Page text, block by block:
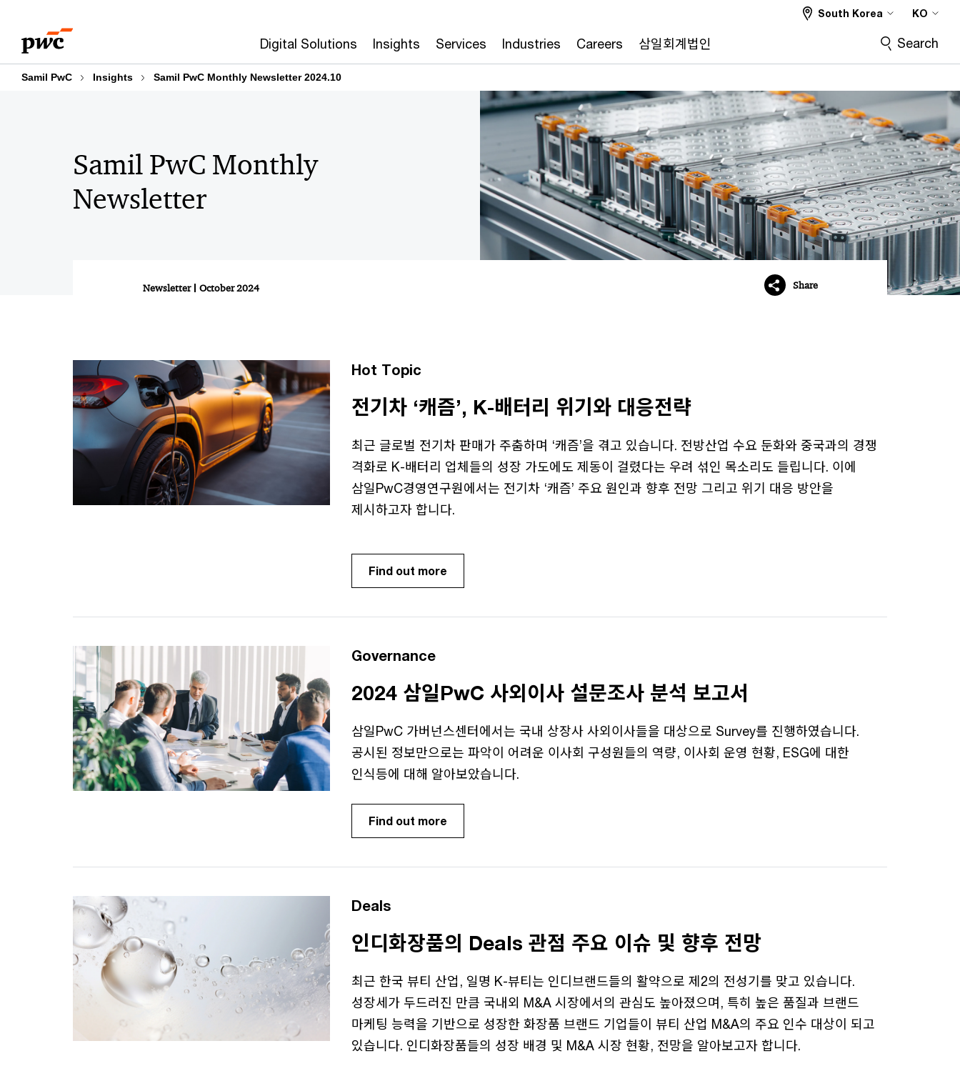
content
footer
Digital Solutions Insights Services Industries Careers 삼일회계법인
South Korea KO
Search
Samil PwC Insights Samil PwC Monthly Newsletter 2024.10
Samil PwC Monthly
Newsletter
Newsletter October 2024 Share
Hot Topic
전기차 ‘캐즘’, K-배터리 위기와 대응전략
최근 글로벌 전기차 판매가 주춤하며 ‘캐즘’을 겪고 있습니다. 전방산업 수요 둔화와 중국과의 경쟁
격화로 K-배터리 업체들의 성장 가도에도 제동이 걸렸다는 우려 섞인 목소리도 들립니다. 이에
삼일PwC경영연구원에서는 전기차 ‘캐즘’ 주요 원인과 향후 전망 그리고 위기 대응 방안을
제시하고자 합니다.
Find out more
Governance
2024 삼일PwC 사외이사 설문조사 분석 보고서
삼일PwC 가버넌스센터에서는 국내 상장사 사외이사들을 대상으로 Survey를 진행하였습니다.
공시된 정보만으로는 파악이 어려운 이사회 구성원들의 역량, 이사회 운영 현황, ESG에 대한
인식등에 대해 알아보았습니다.
Find out more
Deals
인디화장품의 Deals 관점 주요 이슈 및 향후 전망
최근 한국 뷰티 산업, 일명 K-뷰티는 인디브랜드들의 활약으로 제2의 전성기를 맞고 있습니다.
성장세가 두드러진 만큼 국내외 M&A 시장에서의 관심도 높아졌으며, 특히 높은 품질과 브랜드
마케팅 능력을 기반으로 성장한 화장품 브랜드 기업들이 뷰티 산업 M&A의 주요 인수 대상이 되고
있습니다. 인디화장품들의 성장 배경 및 M&A 시장 현황, 전망을 알아보고자 합니다.